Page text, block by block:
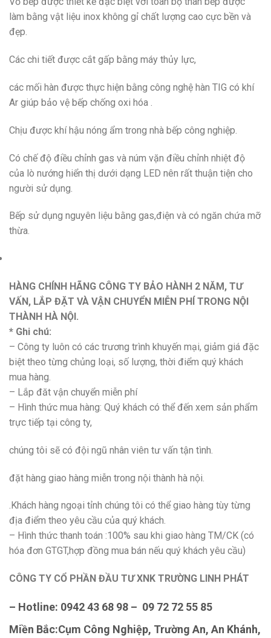
làm bằng vật liệu inox không gỉ chất lượng cao cực bền và
đẹp.
Các chi tiết được cắt gấp bằng máy thủy lực,
các mối hàn được thực hiện bằng công nghệ hàn TIG có khí
Ar giúp bảo vệ bếp chống oxi hóa .
Chịu được khí hậu nóng ẩm trong nhà bếp công nghiệp.
Có chế độ điều chỉnh gas và núm vặn điều chỉnh nhiệt độ
của lò nướng hiển thị dưới dạng LED nên rất thuận tiện cho
người sử dụng.
Bếp sử dụng nguyên liệu bằng gas,điện và có ngăn chứa mỡ
thừa.
HÀNG CHÍNH HÃNG CÔNG TY BẢO HÀNH 2 NĂM, TƯ
VẤN, LẮP ĐẶT VÀ VẬN CHUYỂN MIỄN PHÍ TRONG NỘI
THÀNH HÀ NỘI.
* Ghi chú:
– Công ty luôn có các trương trình khuyến mại, giảm giá đặc
biệt theo từng chủng loại, số lượng, thời điểm quý khách
mua hàng.
– Lắp đăt vận chuyển miễn phí
– Hình thức mua hàng: Quý khách có thể đến xem sản phẩm
trực tiếp tại công ty,
chúng tôi sẽ có đội ngũ nhân viên tư vấn tận tình.
đặt hàng giao hàng miễn trong nội thành hà nội.
.Khách hàng ngoại tỉnh chúng tôi có thể giao hàng tùy từng
địa điểm theo yêu cầu của quý khách.
– Hình thức thanh toán :100% sau khi giao hàng TM/CK (có
hóa đơn GTGT,hợp đồng mua bán nếu quý khách yêu cầu)
CÔNG TY CỔ PHẦN ĐẦU TƯ XNK TRƯỜNG LINH PHÁT
– Hotline: 0942 43 68 98 – 09 72 72 55 85
Miền Bắc:Cụm Công Nghiệp, Trường An, An Khánh,